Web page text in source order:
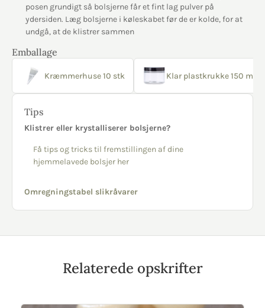
posen grundigt så bolsjerne får et fint lag pulver på
ydersiden. Læg bolsjerne i køleskabet før de er kolde, for at
undgå, at de klistrer sammen
Emballage
Kræmmerhuse 10 stk Klar plastkrukke 150 ml
Tips
Klistrer eller krystalliserer bolsjerne?
Få tips og tricks til fremstillingen af dine
hjemmelavede bolsjer her
Omregningstabel slikråvarer
Relaterede opskrifter